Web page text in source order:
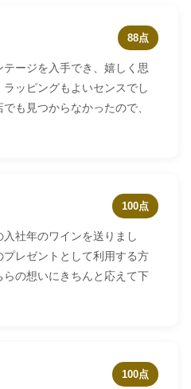
88点
ージを入手でき、嬉しく思
ッピングもよいセンスでし
も見つからなかったので、
100点
社年のワインを送りまし
レゼントとして利用する方
の想いにきちんと応えて下
100点